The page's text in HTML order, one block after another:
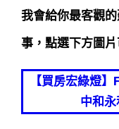
我會給你最客觀
事，點選下方圖
【買房宏綠燈
中和